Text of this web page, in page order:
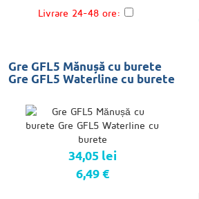
Livrare 24-48 ore:
Gre GFL5 Mănușă cu burete
Gre GFL5 Waterline cu burete
34,05 lei
6,49 €